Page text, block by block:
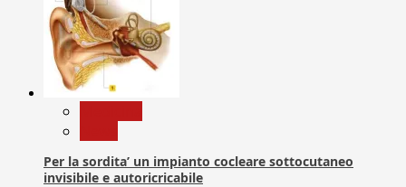
Per la sordita’ un impianto cocleare sottocutaneo
invisibile e autoricricabile